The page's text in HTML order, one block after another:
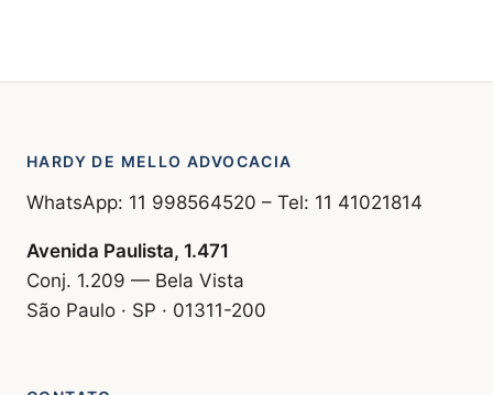
HARDY DE MELLO ADVOCACIA
WhatsApp: 11 998564520 – Tel: 11 41021814
Avenida Paulista, 1.471
Conj. 1.209 — Bela Vista
São Paulo · SP · 01311-200